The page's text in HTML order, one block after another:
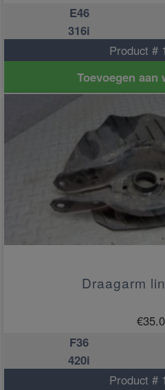
E46
316i
Product #
Toevoegen aan
Draagarm
€
F36
420i
Product #